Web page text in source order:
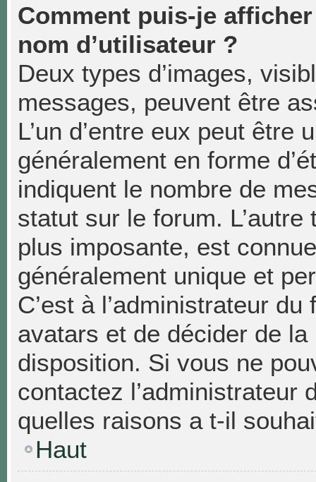
Comment puis-je
nom d’utilisateur ?
Deux types d’images,
messages, peuvent être
L’un d’entre eux peut
généralement en forme
indiquent le nombre de
statut sur le forum.
plus imposante, est
généralement unique et
C’est à l’administrateur
avatars et de décider de
disposition. Si vous ne
contactez l’administrateur
quelles raisons a t-il
Haut